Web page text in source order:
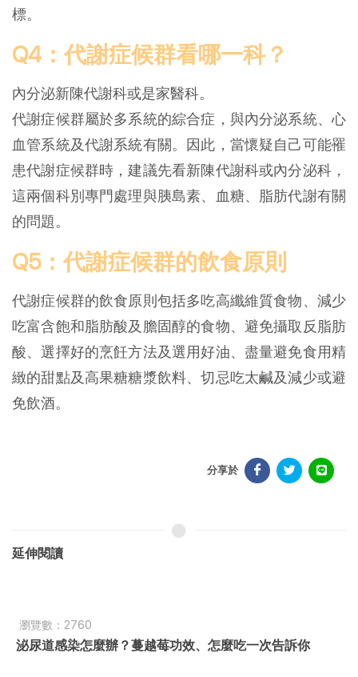
標。
Q4：代謝症候群看哪一科？
內分泌新陳代謝科或是家醫科。
代謝症候群屬於多系統的綜合症，與內分泌系統、心
血管系統及代謝系統有關。因此，當懷疑自己可能罹
患代謝症候群時，建議先看新陳代謝科或內分泌科，
這兩個科別專門處理與胰島素、血糖、脂肪代謝有關
的問題。
Q5：代謝症候群的飲食原則
代謝症候群的飲食原則包括多吃高纖維質食物、減少
吃富含飽和脂肪酸及膽固醇的食物、避免攝取反脂肪
酸、選擇好的烹飪方法及選用好油、盡量避免食用精
緻的甜點及高果糖糖漿飲料、切忌吃太鹹及減少或避
免飲酒。
分享於
延伸閱讀
瀏覽數：2760
泌尿道感染怎麼辦？蔓越莓功效、怎麼吃一次告訴你